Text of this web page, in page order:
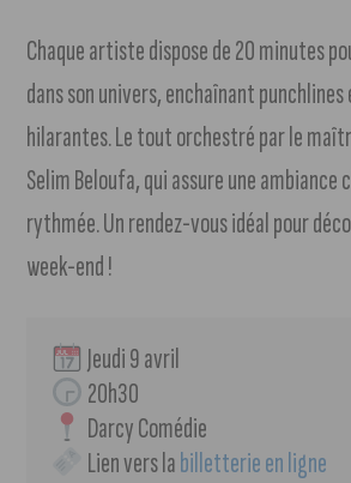
Chaque artiste dispose de 20 minutes
dans son univers, enchaînant
hilarantes. Le tout orchestré par le
Selim Beloufa, qui assure une ambiance
rythmée. Un rendez-vous idéal pour
week-end !
Jeudi 9 avril
20h30
Darcy Comédie
Lien vers la billetterie en ligne